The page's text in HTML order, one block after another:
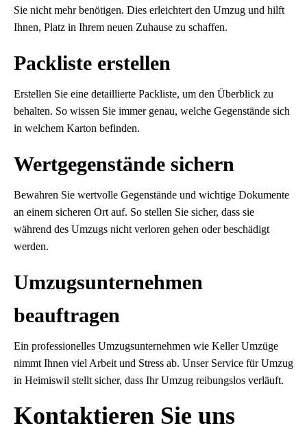
Sie nicht mehr benötigen. Dies erleichtert den Umzug und hilft
Ihnen, Platz in Ihrem neuen Zuhause zu schaffen.
Packliste erstellen
Erstellen Sie eine detaillierte Packliste, um den Überblick zu
behalten. So wissen Sie immer genau, welche Gegenstände sich
in welchem Karton befinden.
Wertgegenstände sichern
Bewahren Sie wertvolle Gegenstände und wichtige Dokumente
an einem sicheren Ort auf. So stellen Sie sicher, dass sie
während des Umzugs nicht verloren gehen oder beschädigt
werden.
Umzugsunternehmen
beauftragen
Ein professionelles Umzugsunternehmen wie Keller Umzüge
nimmt Ihnen viel Arbeit und Stress ab. Unser Service für Umzug
in Heimiswil stellt sicher, dass Ihr Umzug reibungslos verläuft.
Kontaktieren Sie uns